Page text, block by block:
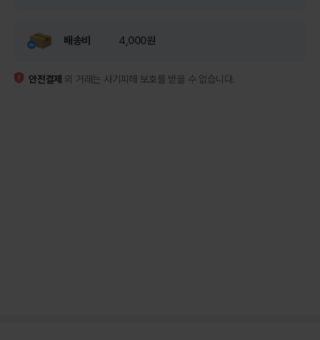
배송비 4,000원
안전결제 외 거래는 사기피해 보호를 받을 수 없습니다.